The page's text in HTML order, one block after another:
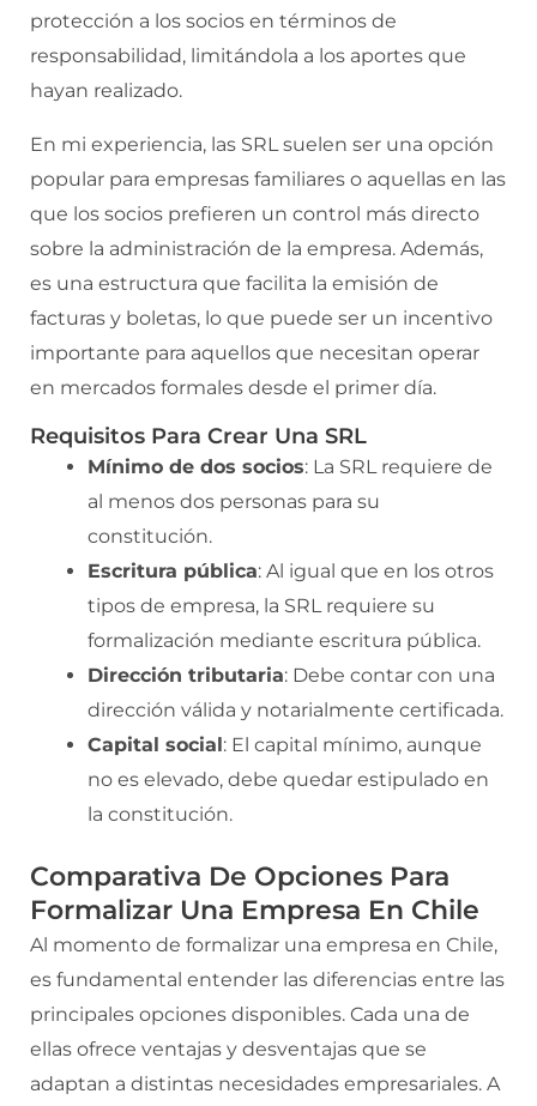
protección a los socios en términos de
responsabilidad, limitándola a los aportes que
hayan realizado.
En mi experiencia, las SRL suelen ser una opción
popular para empresas familiares o aquellas en las
que los socios prefieren un control más directo
sobre la administración de la empresa. Además,
es una estructura que facilita la emisión de
facturas y boletas, lo que puede ser un incentivo
importante para aquellos que necesitan operar
en mercados formales desde el primer día.
Requisitos Para Crear Una SRL
Mínimo de dos socios: La SRL requiere de
al menos dos personas para su
constitución.
Escritura pública: Al igual que en los otros
tipos de empresa, la SRL requiere su
formalización mediante escritura pública.
Dirección tributaria: Debe contar con una
dirección válida y notarialmente certificada.
Capital social: El capital mínimo, aunque
no es elevado, debe quedar estipulado en
la constitución.
Comparativa De Opciones Para
Formalizar Una Empresa En Chile
Al momento de formalizar una empresa en Chile,
es fundamental entender las diferencias entre las
principales opciones disponibles. Cada una de
ellas ofrece ventajas y desventajas que se
adaptan a distintas necesidades empresariales. A